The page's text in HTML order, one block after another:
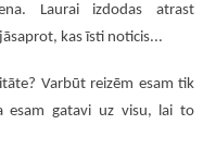
Laurai izdodas atrast
kas īsti noticis...
Varbūt reizēm esam tik
esam gatavi uz visu, lai to